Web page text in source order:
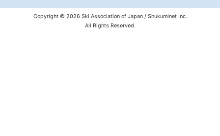
Copyright © 2026 Ski Association of Japan / Shukuminet Inc.
All Rights Reserved.